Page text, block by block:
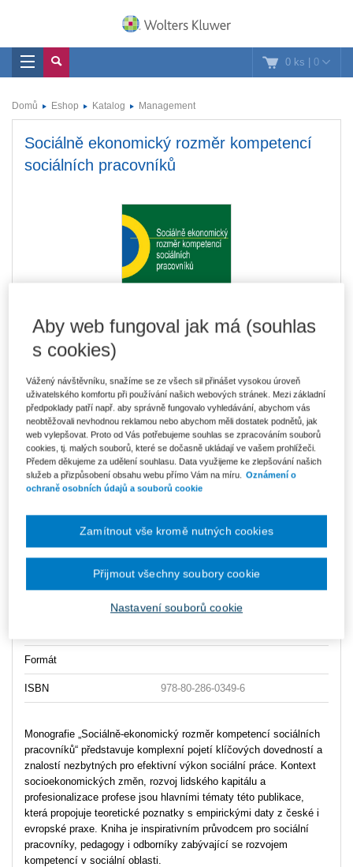
0 ks | 0
Domů Eshop Katalog Management
Sociálně ekonomický rozměr kompetencí
sociálních pracovníků
Ke stažení
EBOOK_KE_STAZENI_Socialne_ekonomicky_rozmer_kompe
tenci_socialnich_pracovniku
Vydavatel Wolters Kluwer
Autor Dita Štyvarová
Typ publikace monografie
10/2025
196
Formát
ISBN 978-80-286-0349-6
Monografie „Sociálně-ekonomický rozměr kompetencí sociálních
pracovníků“ představuje komplexní pojetí klíčových dovedností a
znalostí nezbytných pro efektivní výkon sociální práce. Kontext
socioekonomických změn, rozvoj lidského kapitálu a
profesionalizace profese jsou hlavními tématy této publikace,
která propojuje teoretické poznatky s empirickými daty z české i
evropské praxe. Kniha je inspirativním průvodcem pro sociální
pracovníky, pedagogy i odborníky zabývající se rozvojem
kompetencí v sociální oblasti.
Aby web fungoval jak má (souhlas
s cookies)
Vážený návštěvníku, snažíme se ze všech sil přinášet vysokou úroveň
uživatelského komfortu při používání našich webových stránek. Mezi základní
předpoklady patří např. aby správně fungovalo vyhledávání, abychom vás
neobtěžovali nevhodnou reklamou nebo abychom měli dostatek podnětů, jak
web vylepšovat. Proto od Vás potřebujeme souhlas se zpracováním souborů
cookies, tj. malých souborů, které se dočasně ukládají ve vašem prohlížeči.
Předem děkujeme za udělení souhlasu. Data využijeme ke zlepšování našich
služeb a přizpůsobení obsahu webu přímo Vám na míru.
Oznámení o
ochraně osobních údajů a souborů cookie
Nastavení souborů cookie
Zamítnout vše kromě nutných cookies
Přijmout všechny soubory cookie